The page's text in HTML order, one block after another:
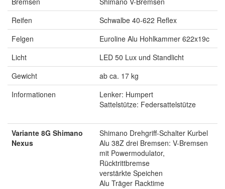
Reifen
Schwalbe 40-622 Reflex
Felgen
Euroline Alu Hohlkammer 622x19c
Licht
LED 50 Lux und Standlicht
Gewicht
ab ca. 17 kg
Informationen
Lenker: Humpert
Sattelstütze: Federsattelstütze
Variante 8G Shimano
Nexus
Shimano Drehgriff-Schalter Kurbel
Alu 38Z drei Bremsen: V-Bremsen
mit Powermodulator,
Rücktrittbremse
verstärkte Speichen
Alu Träger Racktime